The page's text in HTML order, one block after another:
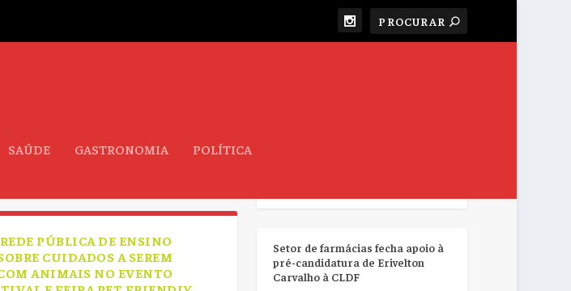
SAÚDE GASTRONOMIA POLÍTICA
PÚBLICA DE ENSINO
CUIDADOS A SEREM
ANIMAIS NO EVENTO
Setor de farmácias fecha apoio à
pré-candidatura de Erivelton
Carvalho à CLDF